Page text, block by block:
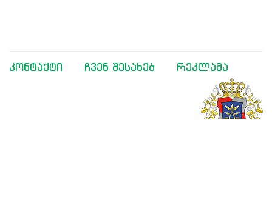
კონტაქტი ჩვენ შესახებ რეკლამა